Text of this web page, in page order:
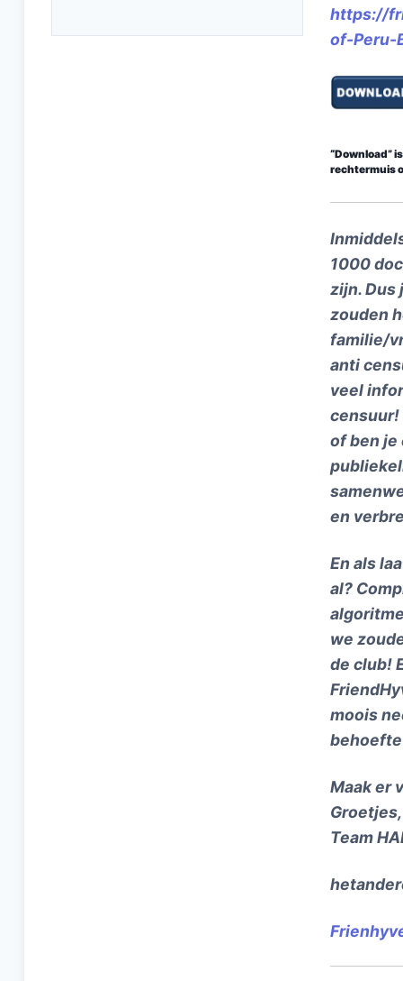
https://
of-Peru-
“Download”
rechtermuis
1000
zijn. Dus
zouden
familie/
anti
veel
censuur!
of ben je
en
En als
al?
we
de club!
moois
behoefte
Maak er
Groetjes,
Team